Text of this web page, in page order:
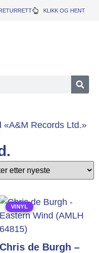
KLIKK OG HENT
«A&M Records Ltd.»
VINYL
Chris de Burgh –